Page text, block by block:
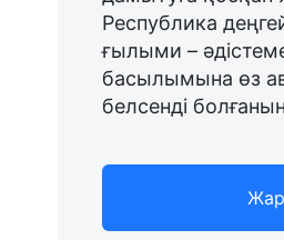
Республика
ғылыми –
басылымына өз
белсенді